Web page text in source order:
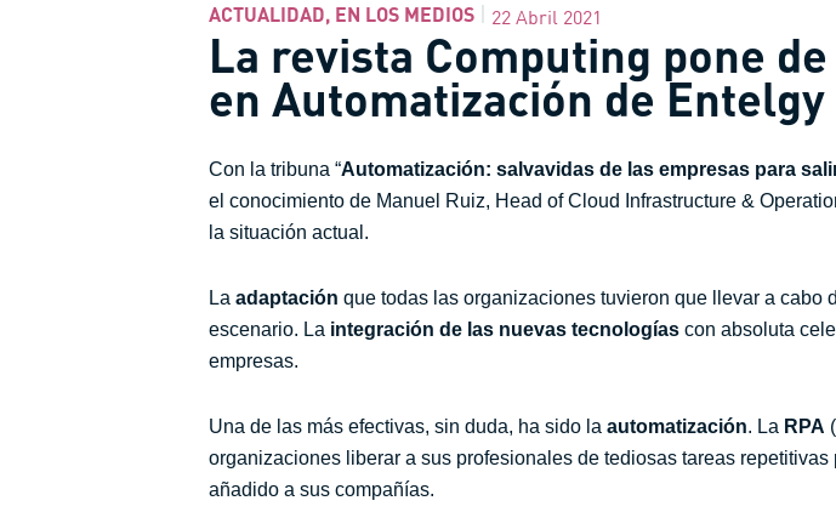
ACTUALIDAD, EN LOS MEDIOS 22 Abril 2021
La revista Computing pone
en Automatización de Entelgy
Con la tribuna “Automatización: salvavidas de las empresas para
el conocimiento de Manuel Ruiz, Head of Cloud Infrastructure &
la situación actual.
La adaptación que todas las organizaciones tuvieron que llevar a
escenario. La integración de las nuevas tecnologías con absoluta
empresas.
Una de las más efectivas, sin duda, ha sido la automatización. La RPA
organizaciones liberar a sus profesionales de tediosas tareas
añadido a sus compañías.